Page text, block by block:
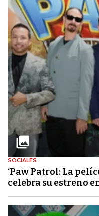
SOCIALES
‘Paw Patrol: La
celebra su estreno